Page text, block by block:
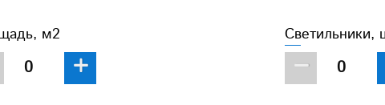
м2
+
Светильники,
−